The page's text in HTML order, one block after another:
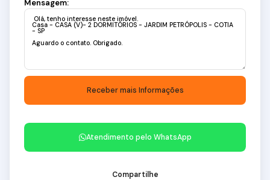
Mensagem:
Atendimento pelo WhatsApp
Compartilhe